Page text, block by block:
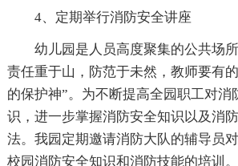
4、定期举行消防安全讲座
幼儿园是人员高度聚集的公共场所
责任重于山，防范于未然，教师要有
的保护神”。为不断提高全园职工对消
识，进一步掌握消防安全知识以及消
法。我园定期邀请消防大队的辅导员
校园消防安全知识和消防技能的培训。